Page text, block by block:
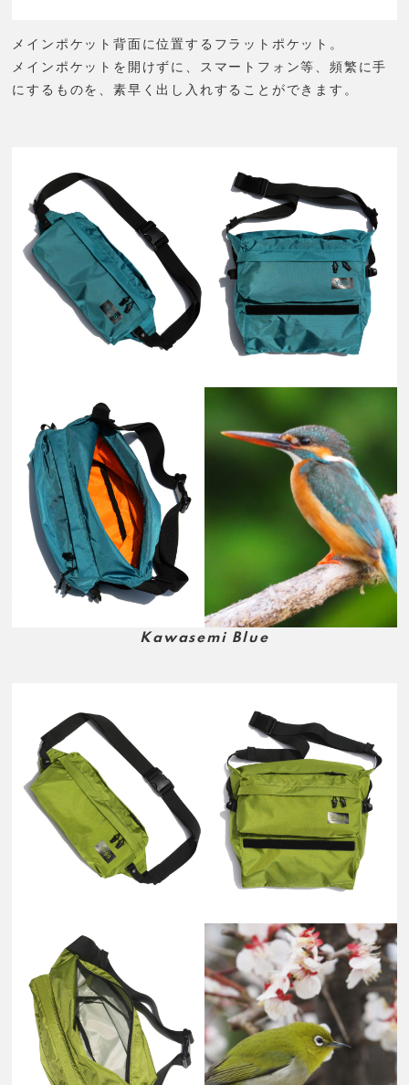
メインポケット背面に位置するフラットポケット。
メインポケットを開けずに、スマートフォン等、頻繁に手
にするものを、素早く出し入れすることができます。
Kawasemi Blue